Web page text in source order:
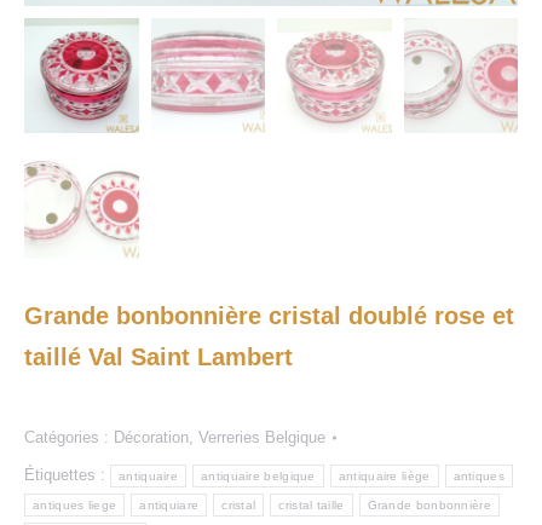
Grande bonbonnière cristal doublé rose et
taillé Val Saint Lambert
Catégories : Décoration, Verreries Belgique
Étiquettes : antiquaire antiquaire belgique antiquaire liège antiques
antiques liege antiquiare cristal cristal taille Grande bonbonnière